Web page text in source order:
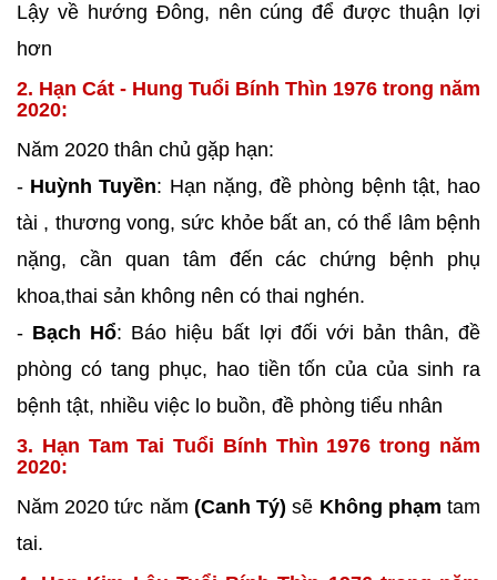
Lậy về hướng Đông, nên cúng để được thuận lợi
hơn
2. Hạn Cát - Hung Tuổi Bính Thìn 1976 trong năm
2020:
Năm 2020 thân chủ gặp hạn:
- Huỳnh Tuyền: Hạn nặng, đề phòng bệnh tật, hao
tài , thương vong, sức khỏe bất an, có thể lâm bệnh
nặng, cần quan tâm đến các chứng bệnh phụ
khoa,thai sản không nên có thai nghén.
- Bạch Hổ: Báo hiệu bất lợi đối với bản thân, đề
phòng có tang phục, hao tiền tốn của của sinh ra
bệnh tật, nhiều việc lo buồn, đề phòng tiểu nhân
3. Hạn Tam Tai Tuổi Bính Thìn 1976 trong năm
2020:
Năm 2020 tức năm (Canh Tý) sẽ Không phạm tam
tai.